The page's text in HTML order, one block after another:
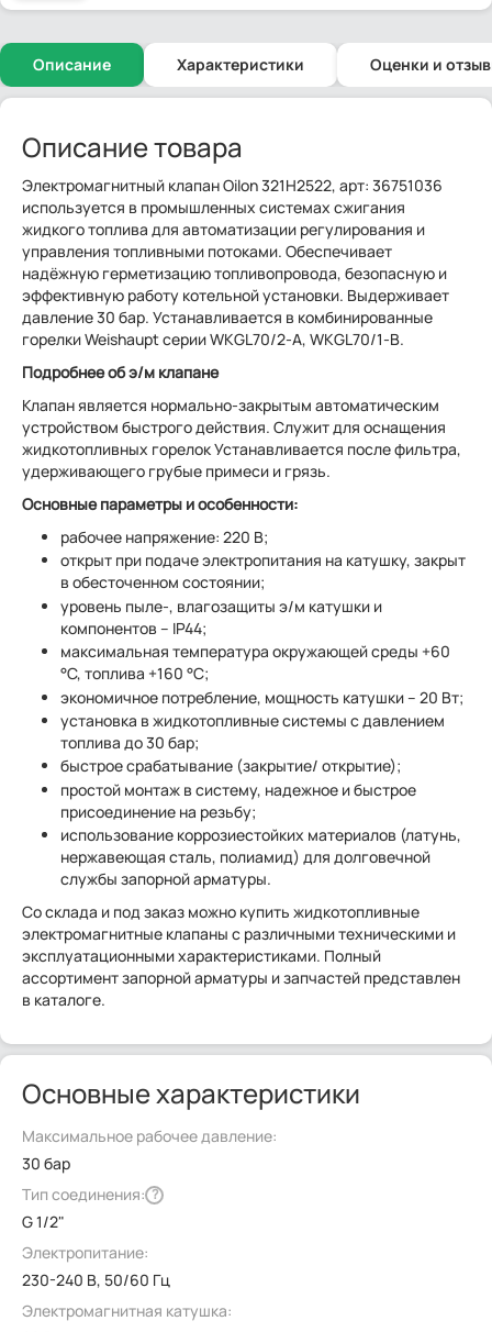
Описание Характеристики Оценки и
Описание товара
Электромагнитный клапан Oilon 321H2522, арт: 36751036
используется в промышленных системах сжигания
жидкого топлива для автоматизации регулирования и
управления топливными потоками. Обеспечивает
надёжную герметизацию топливопровода, безопасную и
эффективную работу котельной установки. Выдерживает
давление 30 бар. Устанавливается в комбинированные
горелки Weishaupt серии WKGL70/2-A, WKGL70/1-B.
Подробнее об э/м клапане
Клапан является нормально-закрытым автоматическим
устройством быстрого действия. Служит для оснащения
жидкотопливных горелок Устанавливается после фильтра,
удерживающего грубые примеси и грязь.
Основные параметры и особенности:
рабочее напряжение: 220 В;
открыт при подаче электропитания на катушку, закрыт
в обесточенном состоянии;
уровень пыле-, влагозащиты э/м катушки и
компонентов – IP44;
максимальная температура окружающей среды +60
°C, топлива +160 °C;
экономичное потребление, мощность катушки – 20 Вт;
установка в жидкотопливные системы с давлением
топлива до 30 бар;
быстрое срабатывание (закрытие/ открытие);
простой монтаж в систему, надежное и быстрое
присоединение на резьбу;
использование коррозиестойких материалов (латунь,
нержавеющая сталь, полиамид) для долговечной
службы запорной арматуры.
Со склада и под заказ можно купить жидкотопливные
электромагнитные клапаны с различными техническими и
эксплуатационными характеристиками. Полный
ассортимент запорной арматуры и запчастей представлен
в каталоге.
Основные характеристики
Максимальное рабочее давление:
30 бар
Тип соединения: ?
G 1/2"
Электропитание:
230-240 В, 50/60 Гц
Электромагнитная катушка: